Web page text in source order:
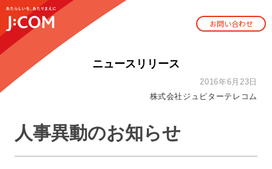
お問い合わせ
ニュースリリース
2016年6月23日
株式会社ジュピターテレコム
人事異動のお知らせ